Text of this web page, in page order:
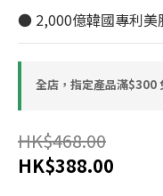
● 2,000億韓國專利美
全店，指定產品滿$300
HK$468.00
HK$388.00